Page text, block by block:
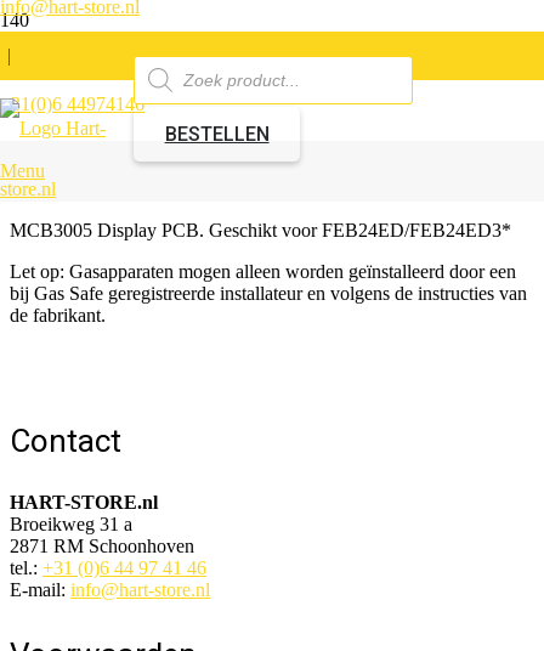
info@hart-store.nl
|
+31(0)6 44974146
Producten
zoeken
BESTELLEN
Menu
Morco Display Printplaat
Artikelnummer:
MCB3005 Display PCB. Geschikt voor FEB24ED/FEB24ED3*
Let op: Gasapparaten mogen alleen worden geïnstalleerd door een
bij Gas Safe geregistreerde installateur en volgens de instructies van
de fabrikant.
Contact
HART-STORE.nl
Broeikweg 31 a
2871 RM Schoonhoven
tel.: +31 (0)6 44 97 41 46
E-mail: info@hart-store.nl